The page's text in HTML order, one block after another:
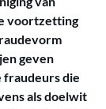
voortzetting
geven
fraudeurs die
als doelwit